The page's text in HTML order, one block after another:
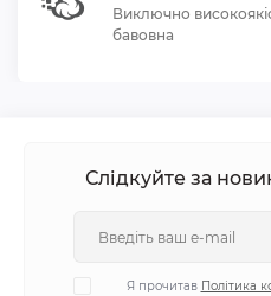
Виключно
бавовна
Слідкуйте за
Я прочитав Політика